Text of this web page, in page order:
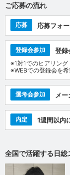
ご応募の流れ
応募 応募フォ
登録会参加 登録
※1対1でのヒアリング
※WEBでの登録会を
選考会参加 メ
内定 1週間以内
全国で活躍する日